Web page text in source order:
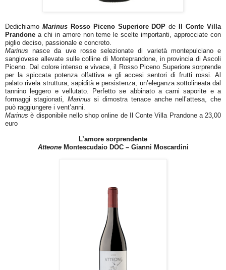
Dedichiamo MarinusRosso Piceno Superiore DOP de
Il Conte Villa
Prandone a chi in amore non teme le scelte importanti, approcciate con
piglio deciso, passionale e concreto.
Marinus nasce da uve rosse selezionate di varietà montepulciano e
sangiovese allevate sulle colline di Monteprandone, in provincia di Ascoli
Piceno. Dal colore intenso e vivace, il Rosso Piceno Superiore sorprende
per la spiccata potenza olfattiva e gli accesi sentori di frutti rossi. Al
palato rivela struttura, sapidità e persistenza, un’eleganza sottolineata dal
tannino leggero e vellutato. Perfetto se abbinato a carni saporite e a
formaggi stagionati, Marinus si dimostra tenace anche nell’attesa, che
può raggiungere i vent’anni.
Marinus è disponibile nello shop online de Il Conte Villa Prandone a 23,00
euro
L’amore sorprendente
AtteoneMontescudaio DOC – Gianni Moscardini